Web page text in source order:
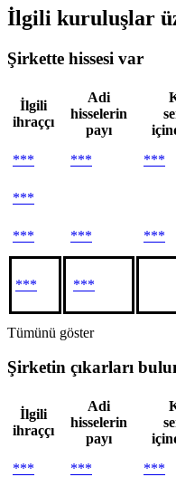
İlgili kuruluşlar
Şirkette hissesi var
İlgili
ihraççı
Adi
hisselerin
payı
*** *** ***
***
***
*** ***
*** ***
Tümünü göster
Şirketin çıkarları
İlgili
ihraççı
Adi
hisselerin
payı
*** *** ***